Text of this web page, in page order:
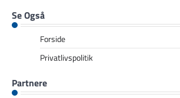
Se Også
Forside
Privatlivspolitik
Partnere